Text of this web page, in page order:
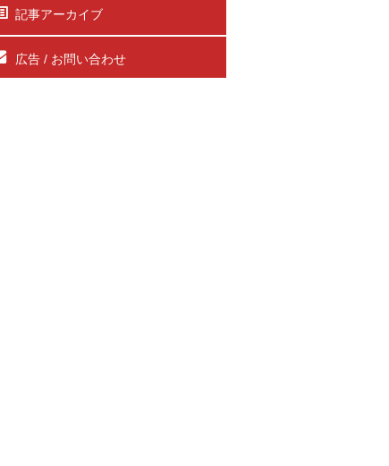
記事アーカイブ
広告 / お問い合わせ